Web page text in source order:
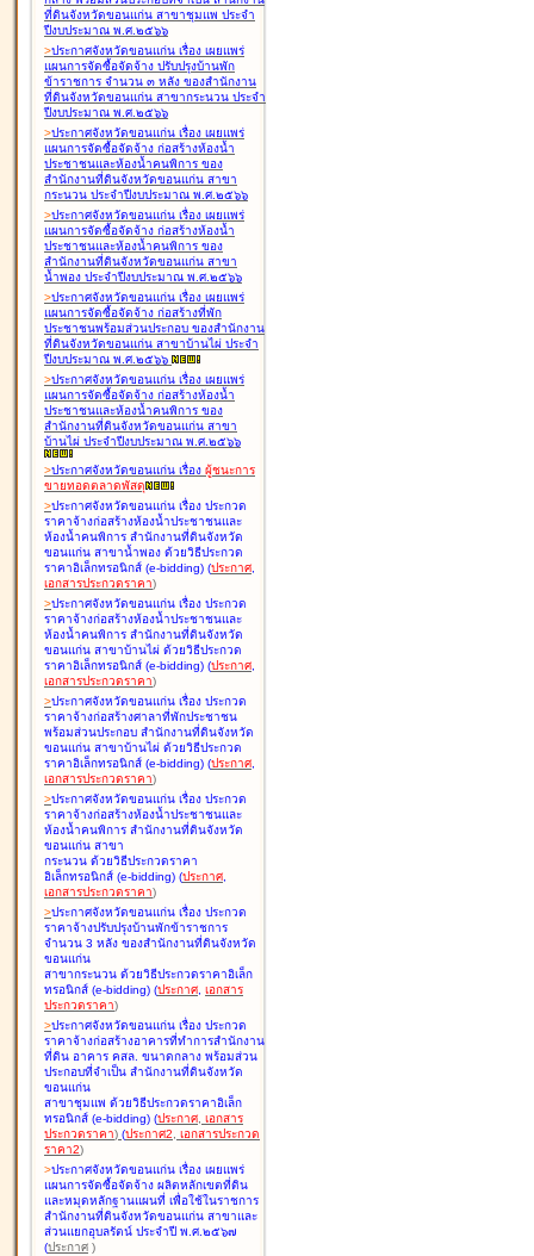
ที่ดินจังหวัดขอนแก่น สาขาชุมแพ ประจำ
ปีงบประมาณ พ.ศ.๒๕๖๖
>ประกาศจังหวัดขอนแก่น เรื่อง เผยแพร่
แผนการจัดซื้อจัดจ้าง ปรับปรุงบ้านพัก
ข้าราชการ จำนวน ๓ หลัง ของสำนักงาน
ที่ดินจังหวัดขอนแก่น สาขากระนวน ประจำ
ปีงบประมาณ พ.ศ.๒๕๖๖
>ประกาศจังหวัดขอนแก่น เรื่อง เผยแพร่
แผนการจัดซื้อจัดจ้าง ก่อสร้างห้องน้ำ
ประชาชนและห้องน้ำคนพิการ ของ
สำนักงานที่ดินจังหวัดขอนแก่น สาขา
กระนวน ประจำปีงบประมาณ พ.ศ.๒๕๖๖
>ประกาศจังหวัดขอนแก่น เรื่อง เผยแพร่
แผนการจัดซื้อจัดจ้าง ก่อสร้างห้องน้ำ
ประชาชนและห้องน้ำคนพิการ ของ
สำนักงานที่ดินจังหวัดขอนแก่น สาขา
น้ำพอง ประจำปีงบประมาณ พ.ศ.๒๕๖๖
>ประกาศจังหวัดขอนแก่น เรื่อง เผยแพร่
แผนการจัดซื้อจัดจ้าง ก่อสร้างที่พัก
ประชาชนพร้อมส่วนประกอบ ของสำนักงาน
ที่ดินจังหวัดขอนแก่น สาขาบ้านไผ่ ประจำ
ปีงบประมาณ พ.ศ.๒๕๖๖
>ประกาศจังหวัดขอนแก่น เรื่อง เผยแพร่
แผนการจัดซื้อจัดจ้าง ก่อสร้างห้องน้ำ
ประชาชนและห้องน้ำคนพิการ ของ
สำนักงานที่ดินจังหวัดขอนแก่น สาขา
บ้านไผ่ ประจำปีงบประมาณ พ.ศ.๒๕๖๖
>ประกาศจังหวัดขอนแก่น เรื่อง ผู้ชนะการ
ขายทอดตลาดพัสดุ
>ประกาศจังหวัดขอนแก่น เรื่อง ประกวด
ราคาจ้างก่อสร้างห้องน้ำประชาชนและ
ห้องน้ำคนพิการ สำนักงานที่ดินจังหวัด
ขอนแก่น สาขาน้ำพอง ด้วยวิธีประกวด
ราคาอิเล็กทรอนิกส์ (e-bidding) (ประกาศ,
เอกสารประกวดราคา)
>ประกาศจังหวัดขอนแก่น เรื่อง ประกวด
ราคาจ้างก่อสร้างห้องน้ำประชาชนและ
ห้องน้ำคนพิการ สำนักงานที่ดินจังหวัด
ขอนแก่น สาขาบ้านไผ่ ด้วยวิธีประกวด
ราคาอิเล็กทรอนิกส์ (e-bidding) (ประกาศ,
เอกสารประกวดราคา)
>ประกาศจังหวัดขอนแก่น เรื่อง ประกวด
ราคาจ้างก่อสร้างศาลาที่พักประชาชน
พร้อมส่วนประกอบ สำนักงานที่ดินจังหวัด
ขอนแก่น สาขาบ้านไผ่ ด้วยวิธีประกวด
ราคาอิเล็กทรอนิกส์ (e-bidding) (ประกาศ,
เอกสารประกวดราคา)
>ประกาศจังหวัดขอนแก่น เรื่อง ประกวด
ราคาจ้างก่อสร้างห้องน้ำประชาชนและ
ห้องน้ำคนพิการ สำนักงานที่ดินจังหวัด
ขอนแก่น สาขา
กระนวน ด้วยวิธีประกวดราคา
อิเล็กทรอนิกส์ (e-bidding) (ประกาศ,
เอกสารประกวดราคา)
>ประกาศจังหวัดขอนแก่น เรื่อง ประกวด
ราคาจ้างปรับปรุงบ้านพักข้าราชการ
จำนวน 3 หลัง ของสำนักงานที่ดินจังหวัด
ขอนแก่น
สาขากระนวน ด้วยวิธีประกวดราคาอิเล็ก
ทรอนิกส์ (e-bidding) (ประกาศ, เอกสาร
ประกวดราคา)
>ประกาศจังหวัดขอนแก่น เรื่อง ประกวด
ราคาจ้างก่อสร้างอาคารที่ทำการสำนักงาน
ที่ดิน อาคาร คสล. ขนาดกลาง พร้อมส่วน
ประกอบที่จำเป็น สำนักงานที่ดินจังหวัด
ขอนแก่น
สาขาชุมแพ ด้วยวิธีประกวดราคาอิเล็ก
ทรอนิกส์ (e-bidding) (ประกาศ, เอกสาร
ประกวดราคา) (ประกาศ2, เอกสารประกวด
ราคา2)
>ประกาศจังหวัดขอนแก่น เรื่อง เผยแพร่
แผนการจัดซื้อจัดจ้าง ผลิตหลักเขตที่ดิน
และหมุดหลักฐานแผนที่ เพื่อใช้ในราชการ
สำนักงานที่ดินจังหวัดขอนแก่น สาขาและ
ส่วนแยกอุบลรัตน์ ประจำปี พ.ศ.๒๕๖๗
(ประกาศ )